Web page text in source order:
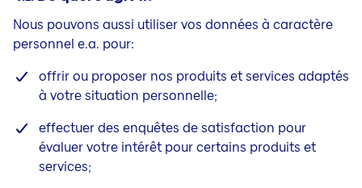
Nous pouvons aussi utiliser vos données à caractère
personnel e.a. pour:
offrir ou proposer nos produits et services adaptés
à votre situation personnelle;
effectuer des enquêtes de satisfaction pour
évaluer votre intérêt pour certains produits et
services;